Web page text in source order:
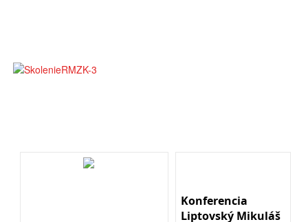
Konferencia
Liptovský Mikuláš